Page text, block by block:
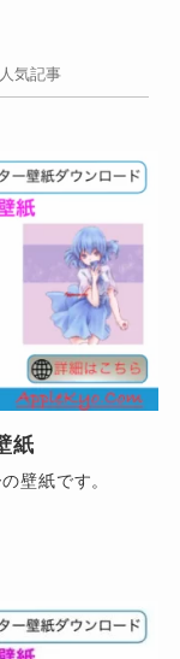
人気記事
紙
壁紙です。